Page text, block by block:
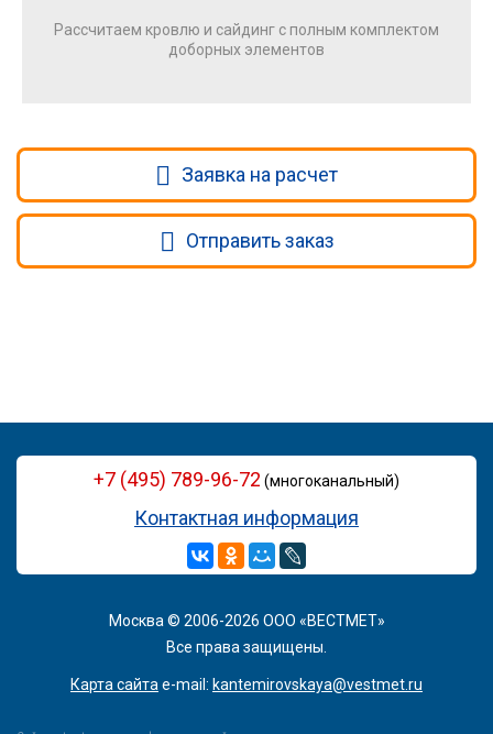
Рассчитаем кровлю и сайдинг с полным комплектом
доборных элементов
Заявка на расчет
Отправить заказ
+7 (495) 789-96-72 (многоканальный)
Контактная информация
Москва © 2006-2026 ООО «ВЕСТМЕТ»
Все права защищены.
Карта сайта e-mail: kantemirovskaya@vestmet.ru